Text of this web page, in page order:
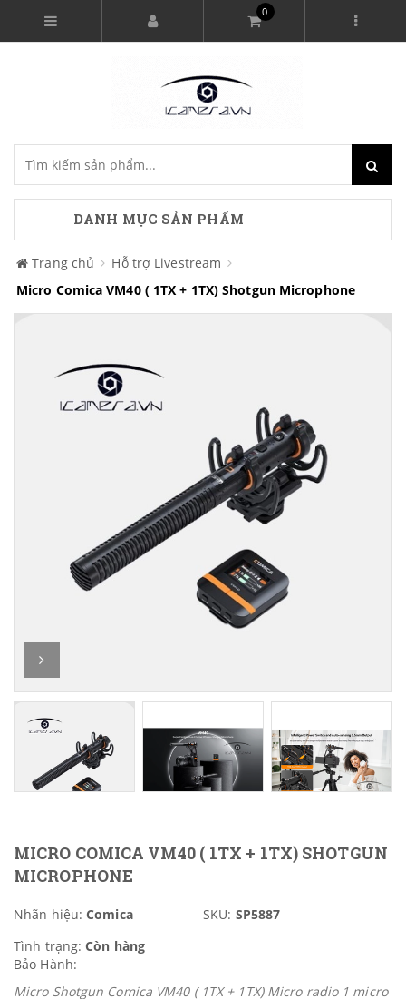
0
DANH MỤC SẢN PHẨM
Trang chủ
Hỗ trợ Livestream
Micro Comica VM40 ( 1TX + 1TX) Shotgun Microphone
MICRO COMICA VM40 ( 1TX + 1TX) SHOTGUN
MICROPHONE
Nhãn hiệu: Comica SKU: SP5887
Tình trạng: Còn hàng
Bảo Hành:
Micro Shotgun Comica VM40 ( 1TX + 1TX) Micro radio 1 micro